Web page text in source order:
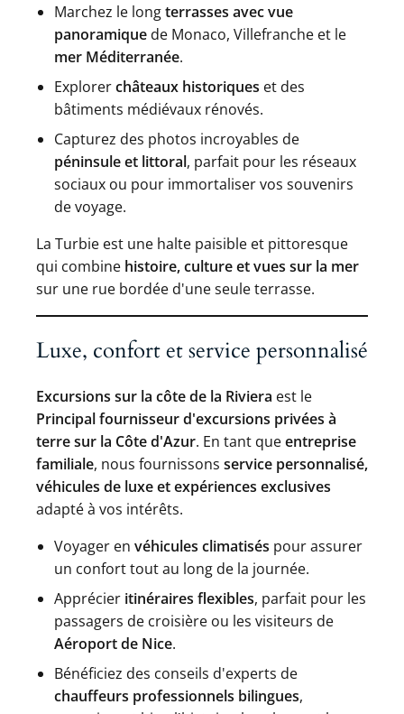
Marchez le longterrasses avec vue
panoramique de Monaco, Villefranche et le
mer Méditerranée.
Explorerchâteaux historiques et des
bâtiments médiévaux rénovés.
Capturez des photos incroyables de
péninsule et littoral, parfait pour les réseaux
sociaux ou pour immortaliser vos souvenirs
de voyage.
La Turbie est une halte paisible et pittoresque
qui combine histoire, culture et vues sur la mer
sur une rue bordée d'une seule terrasse.
Luxe, confort et service personnalisé
Excursions sur la côte de la Riviera est le
Principal fournisseur d'excursions privées à
terre sur la Côte d'Azur. En tant queentreprise
familiale, nous fournissons service personnalisé,
véhicules de luxe et expériences exclusives
adapté à vos intérêts.
Voyager en véhicules climatisés pour assurer
un confort tout au long de la journée.
Apprécier itinéraires flexibles, parfait pour les
passagers de croisière ou les visiteurs de
Aéroport de Nice.
Bénéficiez des conseils d'experts de
chauffeurs professionnels bilingues,